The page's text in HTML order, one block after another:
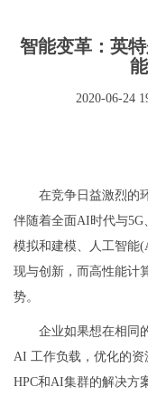
智能变革：英
2020-06-24
在竞争日益激烈的
伴随着全面AI时代与
模拟和建模、人工智能
现与创新，而高性能计
势。
企业如果想在相同
AI 工作负载，优化的
HPC和AI集群的解决方